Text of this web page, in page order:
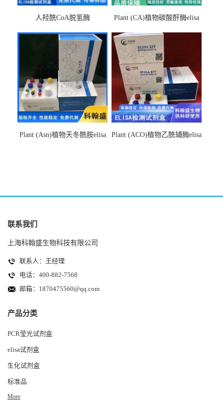
人羟酰CoA脱氢酶
Plant (CA)植物碳酸酐酶elisa
Plant (Asn)植物天冬酰胺elisa
Plant (ACO)植物乙酰辅酶elisa
联系我们
上海科翰盛生物科技有限公司
联系人：王经理
电话：400-882-7568
邮箱： 1870475560@qq.com
产品分类
PCR莹光试剂盒
elisa试剂盒
生化试剂盒
标准品
More